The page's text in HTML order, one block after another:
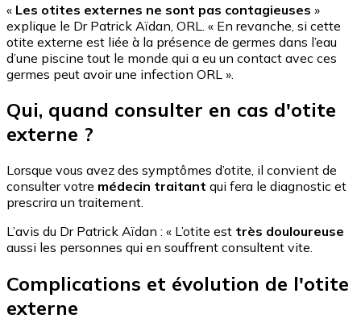
« Les otites externes ne sont pas contagieuses »
explique le Dr Patrick Aïdan, ORL. « En revanche, si cette
otite externe est liée à la présence de germes dans l’eau
d’une piscine tout le monde qui a eu un contact avec ces
germes peut avoir une infection ORL ».
Qui, quand consulter en cas d'otite
externe ?
Lorsque vous avez des symptômes d’otite, il convient de
consulter votre médecin traitant qui fera le diagnostic et
prescrira un traitement.
L’avis du Dr Patrick Aïdan : « L’otite est très douloureuse
aussi les personnes qui en souffrent consultent vite.
Complications et évolution de l'otite
externe